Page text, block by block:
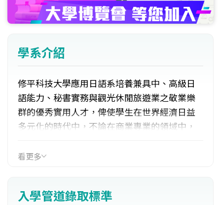
學系介紹
修平科技大學應用日語系培養兼具中、高級日
語能力、秘書實務與觀光休閒旅遊業之敬業樂
群的優秀實用人才，俾使學生在世界經濟日益
多元化的時代中，不論在商業專業的領域中，
看更多
入學管道錄取標準